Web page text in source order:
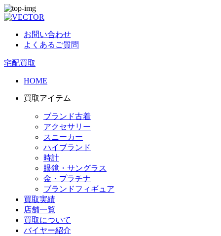
お問い合わせ
よくあるご質問
宅配買取
HOME
買取アイテム
ブランド古着
アクセサリー
スニーカー
ハイブランド
時計
眼鏡・サングラス
金・プラチナ
ブランドフィギュア
買取実績
店舗一覧
買取について
バイヤー紹介